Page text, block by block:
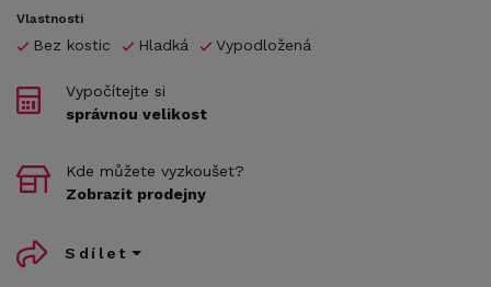
Vlastnosti
Bez kostic Hladká Vypodložená
Vypočítejte si
správnou velikost
Kde můžete vyzkoušet?
Zobrazit prodejny
Sdílet